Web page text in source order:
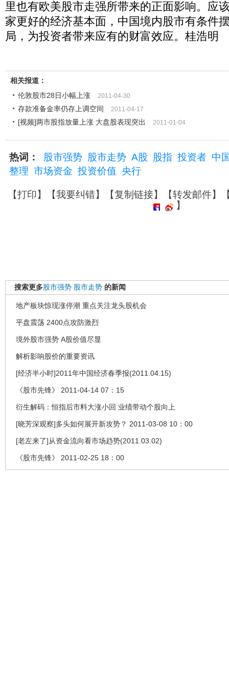
里也有欧美股市走强所带来的正面影响。应
家更好的经济基本面，中国境内股市有条件
局，为投资者带来应有的财富效应。桂浩明
相关报道：
伦敦股市28日小幅上涨
2011-04-30
存款准备金率仍存上调空间 2011-04-17
[视频]两市股指放量上涨 大盘股表现突出 2011-01-04
热词： 股市强势 股市走势 A股 股指 投资者 中
整理 市场资金 投资价值 央行
【打印】【我要纠错】【复制链接】【转发邮件】
】
搜索更多股市强势 股市走势 的新闻
地产板块惊现涨停潮 重点关注龙头股机会
平盘震荡 2400点攻防激烈
境外股市强势 A股价值尽显
解析影响股价的重要资讯
[经济半小时]2011年中国经济春季报(2011.04.15)
《股市先锋》 2011-04-14 07：15
衍生解码：恒指后市料大涨小回 业绩带动个股向上
[晓芳深观察]多头如何展开新攻势？ 2011-03-08 10：00
[老左来了]从资金流向看市场趋势(2011.03.02)
《股市先锋》 2011-02-25 18：00